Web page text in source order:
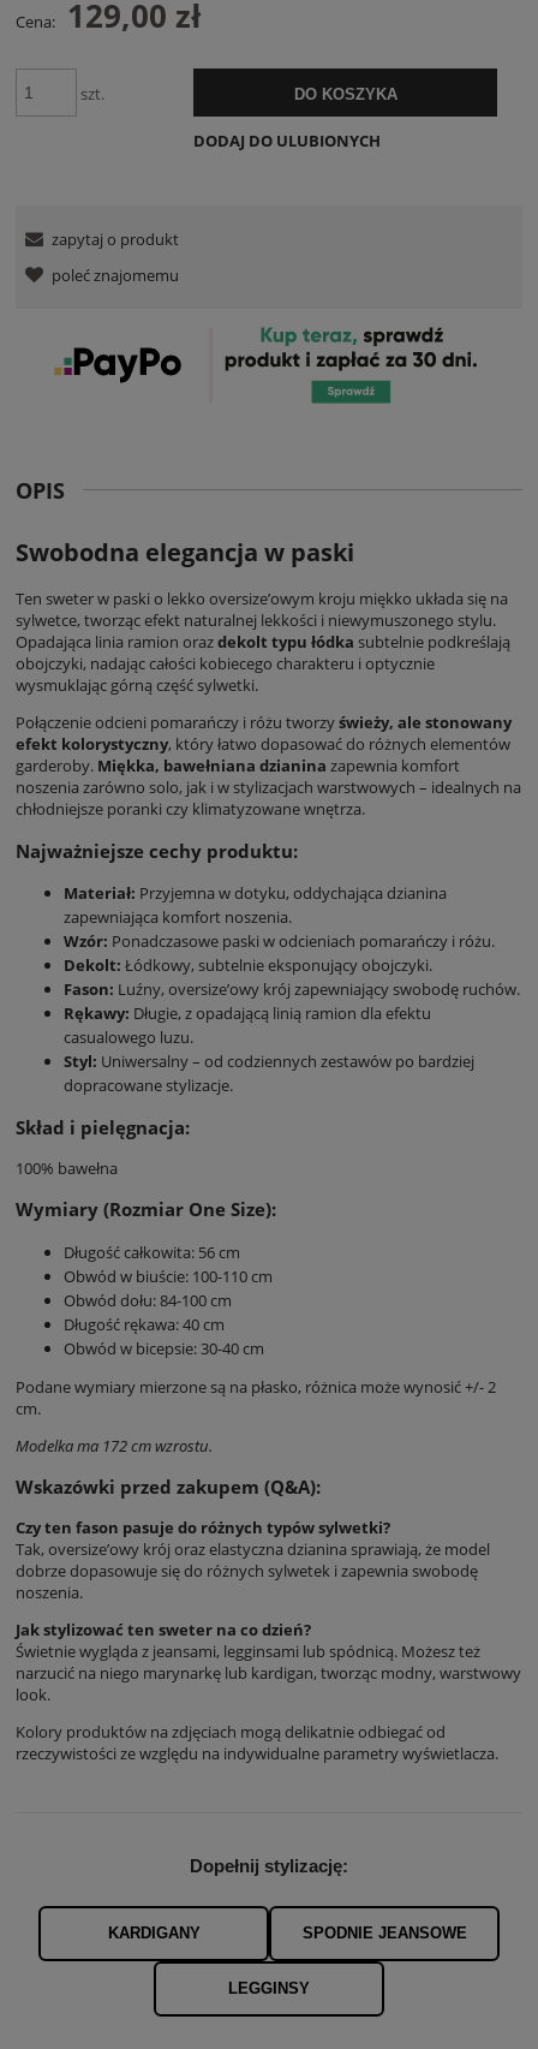
Cena: 129,00 zł
szt. DO KOSZYKA
DODAJ DO ULUBIONYCH
zapytaj o produkt
poleć znajomemu
OPIS
Swobodna elegancja w paski
Ten sweter w paski o lekko oversize’owym kroju miękko układa się na
sylwetce, tworząc efekt naturalnej lekkości i niewymuszonego stylu.
Opadająca linia ramion orazdekolt typu łódka subtelnie podkreślają
obojczyki, nadając całości kobiecego charakteru i optycznie
wysmuklając górną część sylwetki.
Połączenie odcieni pomarańczy i różu tworzyświeży, ale stonowany
efekt kolorystyczny, który łatwo dopasować do różnych elementów
garderoby. Miękka, bawełniana dzianina zapewnia komfort
noszenia zarówno solo, jak i w stylizacjach warstwowych – idealnych na
chłodniejsze poranki czy klimatyzowane wnętrza.
Najważniejsze cechy produktu:
Materiał: Przyjemna w dotyku, oddychająca dzianina
zapewniająca komfort noszenia.
Wzór: Ponadczasowe paski w odcieniach pomarańczy i różu.
Dekolt: Łódkowy, subtelnie eksponujący obojczyki.
Fason: Luźny, oversize’owy krój zapewniający swobodę ruchów.
Rękawy: Długie, z opadającą linią ramion dla efektu
casualowego luzu.
Styl: Uniwersalny – od codziennych zestawów po bardziej
dopracowane stylizacje.
Skład i pielęgnacja:
100% bawełna
Wymiary (Rozmiar One Size):
Długość całkowita: 56 cm
Obwód w biuście: 100-110 cm
Obwód dołu: 84-100 cm
Długość rękawa: 40 cm
Obwód w bicepsie: 30-40 cm
Podane wymiary mierzone są na płasko, różnica może wynosić +/- 2
cm.
Modelka ma 172 cm wzrostu.
Wskazówki przed zakupem (Q&A):
Czy ten fason pasuje do różnych typów sylwetki?
Tak, oversize’owy krój oraz elastyczna dzianina sprawiają, że model
dobrze dopasowuje się do różnych sylwetek i zapewnia swobodę
noszenia.
Jak stylizować ten sweter na co dzień?
Świetnie wygląda z jeansami, legginsami lub spódnicą. Możesz też
narzucić na niego marynarkę lub kardigan, tworząc modny, warstwowy
look.
Kolory produktów na zdjęciach mogą delikatnie odbiegać od
rzeczywistości ze względu na indywidualne parametry wyświetlacza.
Dopełnij stylizację:
KARDIGANY SPODNIE JEANSOWE
LEGGINSY